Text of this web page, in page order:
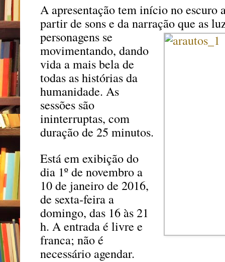
A apresentação tem início no escuro
partir de sons e da narração que as
personagens se
movimentando, dando
vida a mais bela de
todas as histórias da
humanidade. As
sessões são
ininterruptas, com
duração de 25 minutos.
Está em exibição do
dia 1º de novembro a
10 de janeiro de 2016,
de sexta-feira a
domingo, das 16 às 21
h. A entrada é livre e
franca; não é
necessário agendar.